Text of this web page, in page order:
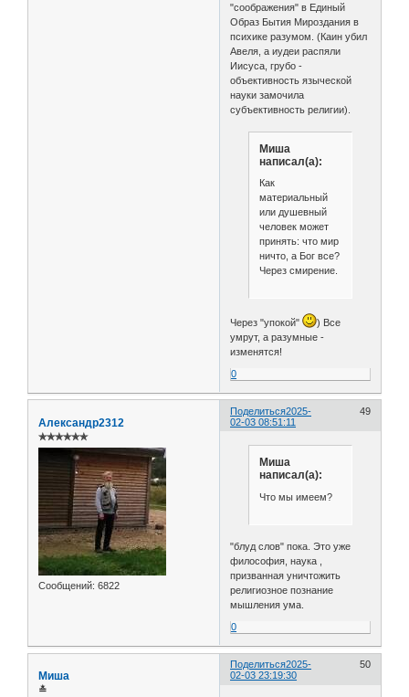
"соображения" в Единый
Образ Бытия Мироздания в
психике разумом. (Каин убил
Авеля, а иудеи распяли
Иисуса, грубо -
объективность языческой
науки замочила
субъективность религии).
Миша
написал(а):
Как
материальный
или душевный
человек может
принять: что мир
ничто, а Бог все?
Через смирение.
Через "упокой"
) Все
умрут, а разумные -
изменятся!
0
Поделиться 49
2025-
02-03 08:51:11
Александр2312
✯✯✯✯✯✯
Сообщений: 6822
Миша
написал(а):
Что мы имеем?
"блуд слов" пока. Это уже
философия, наука ,
призванная уничтожить
религиозное познание
мышления ума.
0
Поделиться 50
2025-
02-03 23:19:30
Миша
≛